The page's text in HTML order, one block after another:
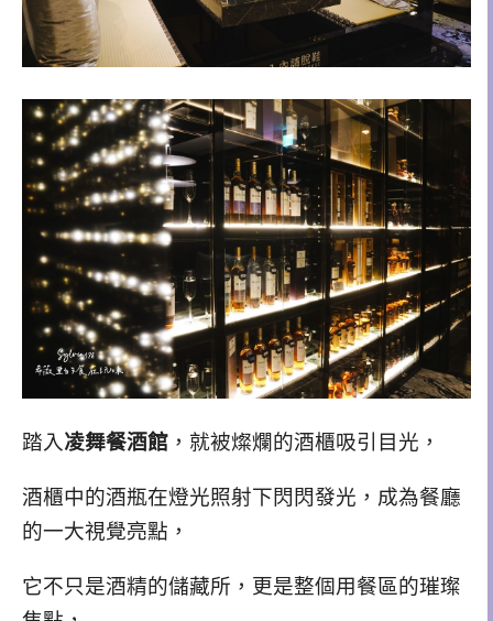
踏入凌舞餐酒館 ，就被燦爛的酒櫃吸引 目光，
酒櫃中的酒瓶在燈光照射下閃閃發光，成為餐廳
的一大視覺亮點，
它不只是酒精的儲藏所，更是整個用餐區的璀璨